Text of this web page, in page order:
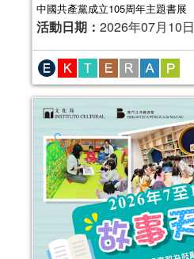
中國共產黨成立105周年主題書展
活動日期： 2026年07月10日